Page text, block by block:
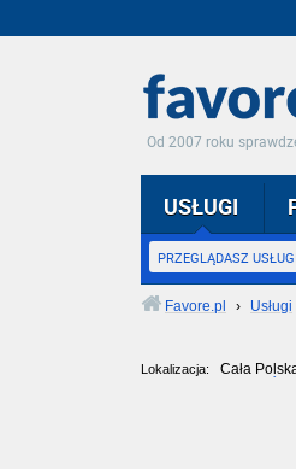
Od 2007 roku
USŁUGI
PRZEGLĄDASZ USŁUGI
Favore.pl › Usługi
Lokalizacja: Cała